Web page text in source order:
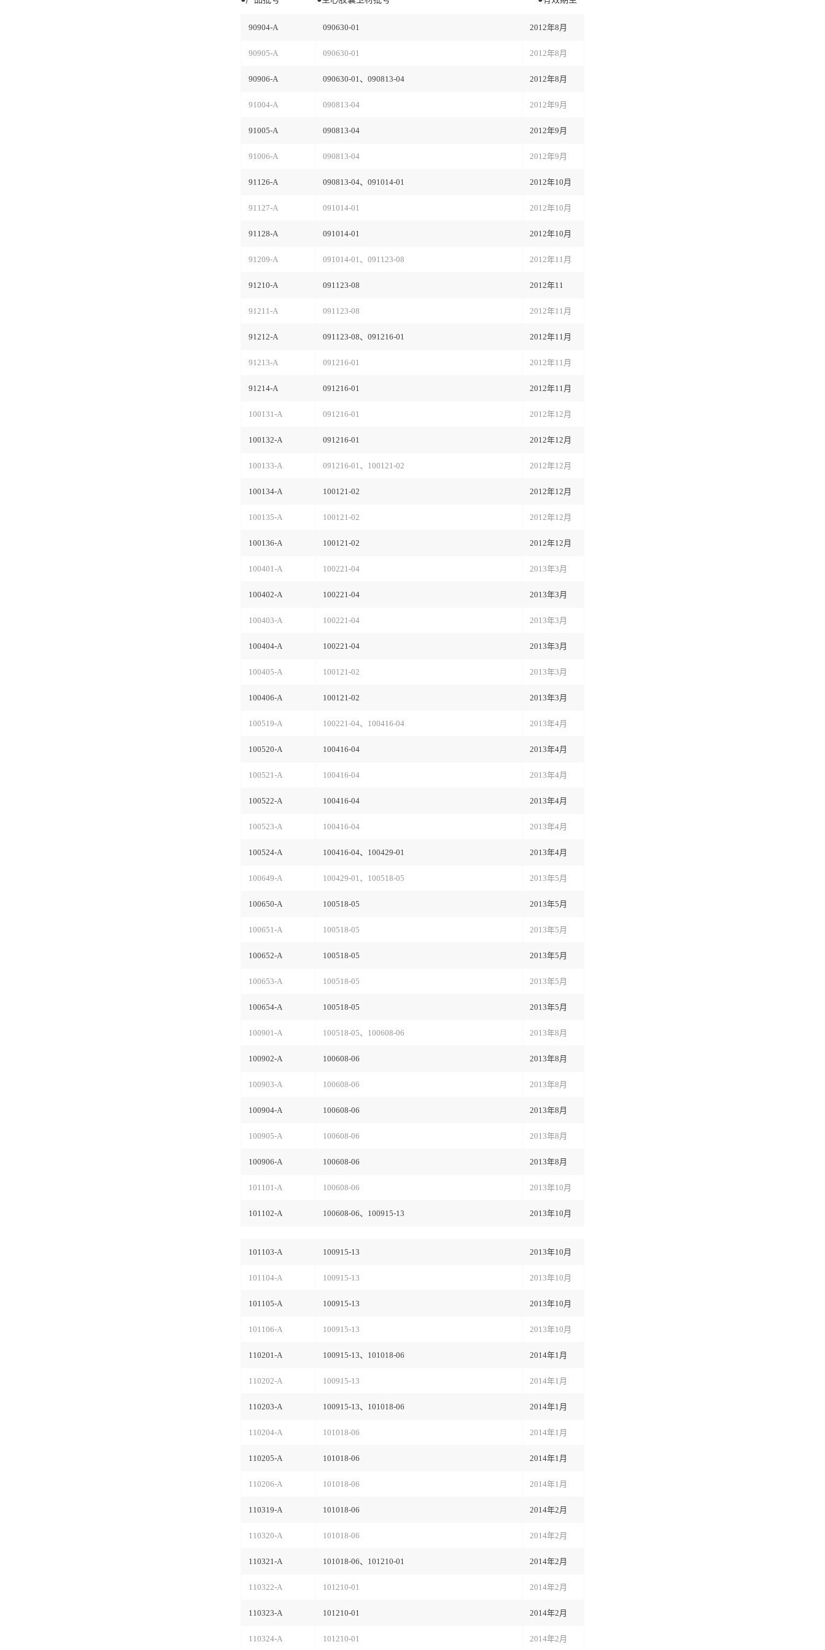
90904-A 090630-01 2012年8月
90905-A 090630-01 2012年8月
90906-A 090630-01、090813-04 2012年8月
91004-A 090813-04 2012年9月
91005-A 090813-04 2012年9月
91006-A 090813-04 2012年9月
91126-A 090813-04、091014-01 2012年10月
91127-A 091014-01 2012年10月
91128-A 091014-01 2012年10月
91209-A 091014-01、091123-08 2012年11月
91210-A 091123-08 2012年11
91211-A 091123-08 2012年11月
91212-A 091123-08、091216-01 2012年11月
91213-A 091216-01 2012年11月
91214-A 091216-01 2012年11月
100131-A 091216-01 2012年12月
100132-A 091216-01 2012年12月
100133-A 091216-01、100121-02 2012年12月
100134-A 100121-02 2012年12月
100135-A 100121-02 2012年12月
100136-A 100121-02 2012年12月
100401-A 100221-04 2013年3月
100402-A 100221-04 2013年3月
100403-A 100221-04 2013年3月
100404-A 100221-04 2013年3月
100405-A 100121-02 2013年3月
100406-A 100121-02 2013年3月
100519-A 100221-04、100416-04 2013年4月
100520-A 100416-04 2013年4月
100521-A 100416-04 2013年4月
100522-A 100416-04 2013年4月
100523-A 100416-04 2013年4月
100524-A 100416-04、100429-01 2013年4月
100649-A 100429-01、100518-05 2013年5月
100650-A 100518-05 2013年5月
100651-A 100518-05 2013年5月
100652-A 100518-05 2013年5月
100653-A 100518-05 2013年5月
100654-A 100518-05 2013年5月
100901-A 100518-05、100608-06 2013年8月
100902-A 100608-06 2013年8月
100903-A 100608-06 2013年8月
100904-A 100608-06 2013年8月
100905-A 100608-06 2013年8月
100906-A 100608-06 2013年8月
101101-A 100608-06 2013年10月
101102-A 100608-06、100915-13 2013年10月
101103-A 100915-13 2013年10月
101104-A 100915-13 2013年10月
101105-A 100915-13 2013年10月
101106-A 100915-13 2013年10月
110201-A 100915-13、101018-06 2014年1月
110202-A 100915-13 2014年1月
110203-A 100915-13、101018-06 2014年1月
110204-A 101018-06 2014年1月
110205-A 101018-06 2014年1月
110206-A 101018-06 2014年1月
110319-A 101018-06 2014年2月
110320-A 101018-06 2014年2月
110321-A 101018-06、101210-01 2014年2月
110322-A 101210-01 2014年2月
110323-A 101210-01 2014年2月
110324-A 101210-01 2014年2月